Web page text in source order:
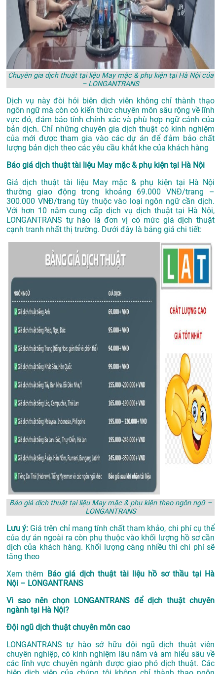
Chuyên gia dịch thuật tại liệu May mặc & phụ kiện tại Hà Nội của
– LONGANTRANS
Dịch vụ này đòi hỏi biên dịch viên không chỉ thành thạo
ngôn ngữ mà còn có kiến thức chuyên môn sâu rộng về lĩnh
vực đó, đảm bảo tính chính xác và phù hợp ngữ cảnh của
bản dịch. Chỉ những chuyên gia dịch thuật có kinh nghiệm
của mới được tham gia vào các dự án để đảm bảo chất
lượng bản dịch theo các yêu cầu khắt khe của khách hàng
Báo giá dịch thuật tài liệu May mặc & phụ kiện tại Hà Nội
Giá dịch thuật tài liệu May mặc & phụ kiện tại Hà Nội
thường giao động trong khoảng 69.000 VNĐ/trang –
300.000 VNĐ/trang tùy thuộc vào loại ngôn ngữ cần dịch.
Với hơn 10 năm cung cấp dịch vụ dịch thuật tại Hà Nội,
LONGANTRANS tự hào là đơn vị có mức giá dịch thuật
cạnh tranh nhất thị trường. Dưới đây là bảng giá chi tiết:
Báo giá dịch thuật tại liệu May mặc & phụ kiện theo ngôn ngữ –
LONGANTRANS
Lưu ý: Giá trên chỉ mang tính chất tham khảo, chi phí cụ thể
của dự án ngoài ra còn phụ thuộc vào khối lượng hồ sơ cần
dịch của khách hàng. Khối lượng càng nhiều thì chi phí sẽ
tăng theo
Xem thêm
Báo giá dịch thuật tài liệu hồ sơ thầu tại Hà
Nội – LONGANTRANS
Vì sao nên chọn LONGANTRANS để dịch thuật chuyên
ngành tại Hà Nội?
Đội ngũ dịch thuật chuyên môn cao
LONGANTRANS tự hào sở hữu đội ngũ dịch thuật viên
chuyên nghiệp, có kinh nghiệm lâu năm và am hiểu sâu về
các lĩnh vực chuyên ngành được giao phó dịch thuật. Các